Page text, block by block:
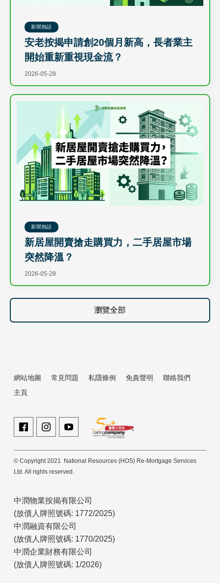
新聞熱話
安老按揭申請創20個月新高，長者業主
開始重新重視現金流？
2026-05-28
新聞熱話
新居屋開賣搶走購買力，二手居屋市場
突然降溫？
2026-05-28
瀏覽全部
網站地圖 常見問題 私隱條例 免責聲明
聯絡我們
主頁
© Copyright 2021 National Resources (HOS) Re-Mortgage Services
Ltd. All rights reserved.
中潤物業按揭有限公司
(放債人牌照號碼: 1772/2025)
中潤融資有限公司
(放債人牌照號碼: 1770/2025)
中潤企業財務有限公司
(放債人牌照號碼: 1/2026)